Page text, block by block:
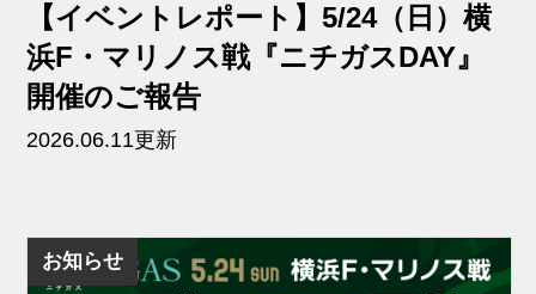
【イベントレポート】5/24（日）横
浜F・マリノス戦『ニチガスDAY』
開催のご報告
2026.06.11更新
お知らせ